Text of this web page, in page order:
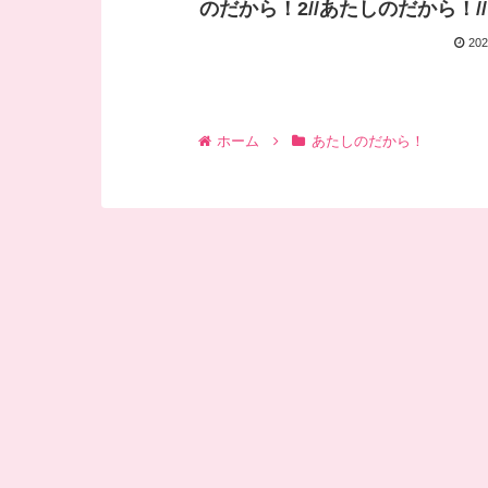
のだから！2//あたしのだから！//
ホーム あたしのだから！